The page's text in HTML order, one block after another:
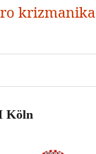
krizmanika
Köln